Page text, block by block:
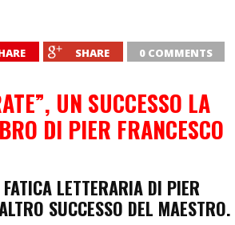
SHARE 0 COMMENTS
UN SUCCESSO LA
DI PIER FRANCESCO
LETTERARIA DI PIER
SUCCESSO DEL MAESTRO.